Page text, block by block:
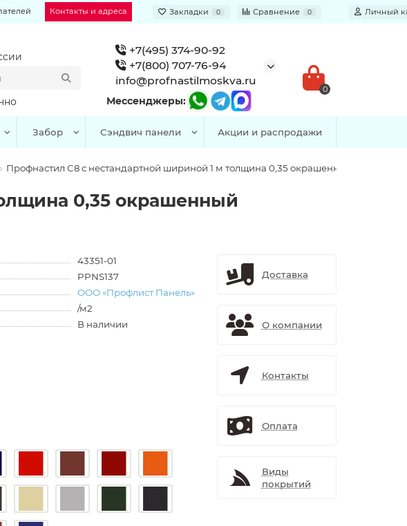
Контакты и адреса Закладки 0 Сравнение 0 Личный
+7(495) 374-90-92
+7(800) 707-76-94
info@profnastilmoskva.ru
Мессенджеры:
0
Забор Сэндвич панели Акции и распродажи
Профнастил С8 с нестандартной шириной 1 м толщина 0,35 окрашенный
0,35 окрашенный
43351-01
PPNS137
ООО «Профлист Панель»
/м2
В наличии
Доставка
О компании
Контакты
Оплата
Виды
покрытий